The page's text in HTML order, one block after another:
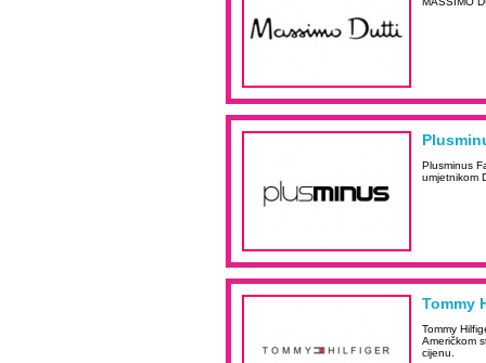
Plusminus
umjetnikom
Tommy
Tommy
Američkom
cijenu.